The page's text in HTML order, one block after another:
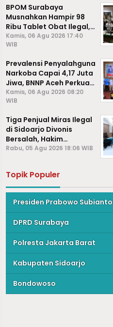
BPOM Surabaya
Musnahkan Hampir 98
Ribu Tablet Obat Ilegal,
Cegah Penyalahgunaan
di Kalangan Pelajar
Kamis, 06 Agu 2026 17:40
WIB
Prevalensi Penyalahguna
Narkoba Capai 4,17 Juta
Jiwa, BNNP Aceh Perkuat
P4GN di Subulussalam
Kamis, 06 Agu 2026 08:20
WIB
Tiga Penjual Miras Ilegal
di Sidoarjo Divonis
Bersalah, Hakim
Jatuhkan Denda hingga
Rabu, 05 Agu 2026 18:06 WIB
Topik Populer
Presiden Prabowo Subianto
DPRD Surabaya
Polresta Jakarta Barat
Kabupaten Sidoarjo
Bondowoso